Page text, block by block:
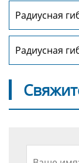
Радиусная
RP1011
Радиусная
RP1013